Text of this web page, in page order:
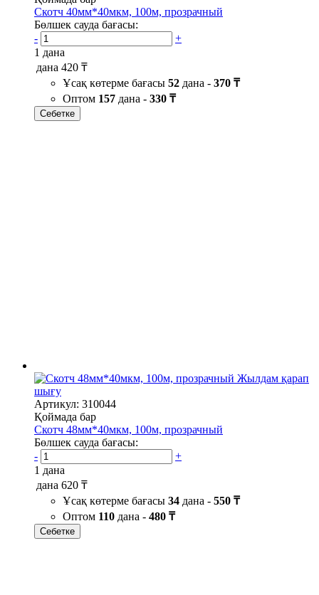
Скотч 40мм*40мкм, 100м, прозрачный
Бөлшек сауда бағасы:
-
+
1 дана
дана 420 ₸
Ұсақ көтерме бағасы 52 дана - 370 ₸
Оптом 157 дана - 330 ₸
Себетке
Жылдам қарап
шығу
Артикул: 310044
Қоймада бар
Скотч 48мм*40мкм, 100м, прозрачный
Бөлшек сауда бағасы:
-
+
1 дана
дана 620 ₸
Ұсақ көтерме бағасы 34 дана - 550 ₸
Оптом 110 дана - 480 ₸
Себетке